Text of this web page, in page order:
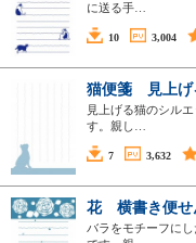
に送る手…
10 3,004
猫便箋 見上
見上げる猫のシル
す。親し…
7 3,632
花 横書き便
バラをモチーフに